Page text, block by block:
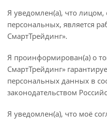
Я уведомлен(а), что
персональных, является
СмартТрейдинг».
Я проинформирован(а) о
СмартТрейдинг»
персональных данных в
законодательством
Я уведомлен(а), что моё